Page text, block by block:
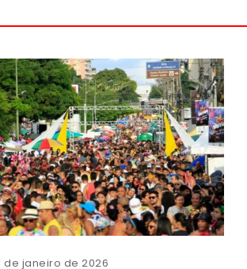
de janeiro de 2026